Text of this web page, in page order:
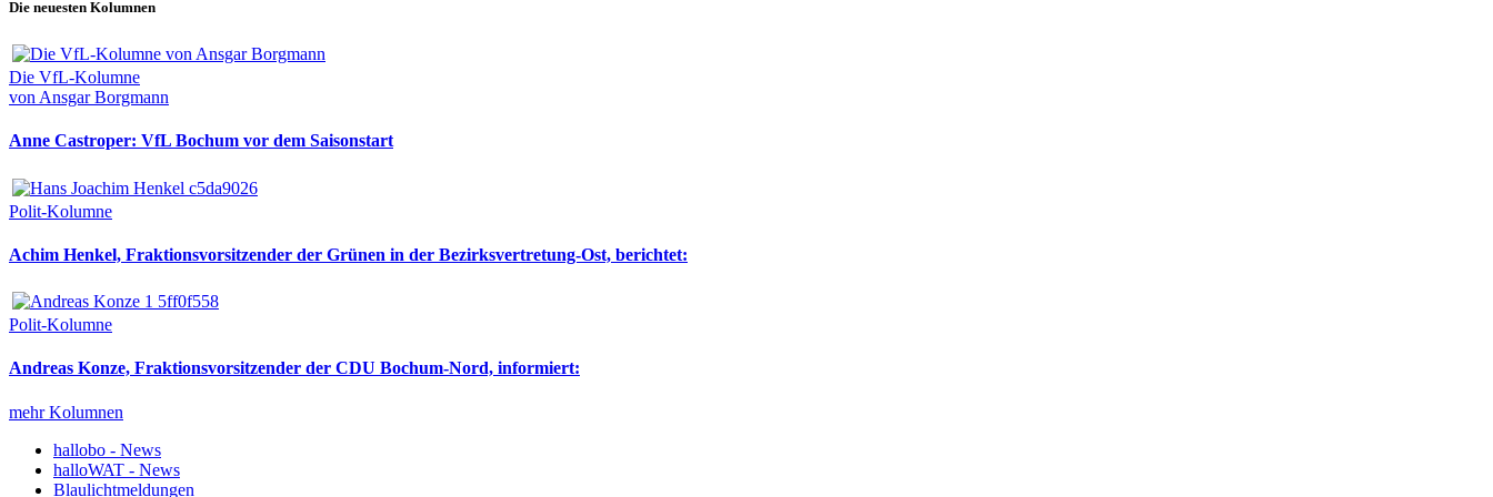
Die neuesten Kolumnen
Die VfL-Kolumne
von Ansgar Borgmann
Anne Castroper: VfL Bochum vor dem Saisonstart
Polit-Kolumne
Achim Henkel, Fraktionsvorsitzender der Grünen in der Bezirksvertretung-Ost, berichtet:
Polit-Kolumne
Andreas Konze, Fraktionsvorsitzender der CDU Bochum-Nord, informiert:
mehr Kolumnen
hallobo - News
halloWAT - News
Blaulichtmeldungen